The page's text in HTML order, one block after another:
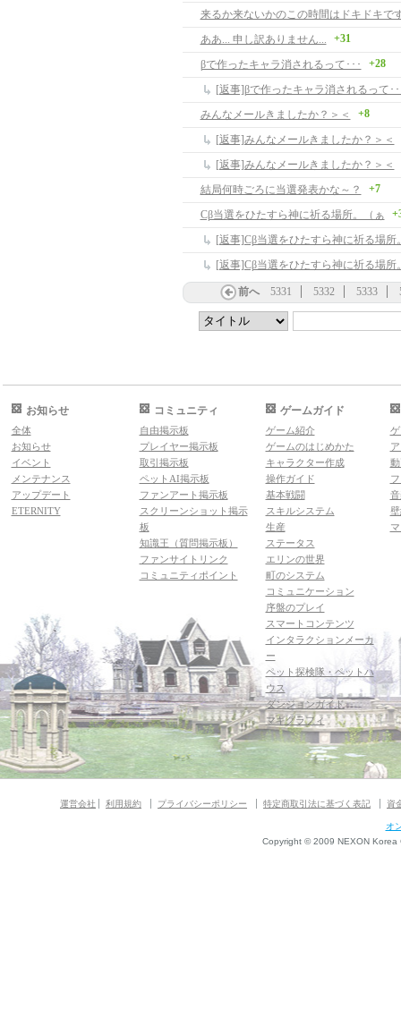
来るか来ないかのこの時間はドキドキで
ああ... 申し訳ありません...
+31
βで作ったキャラ消されるって･･･ +28
[返事]βで作ったキャラ消されるって･･
みんなメールきましたか？＞＜
+8
[返事]みんなメールきましたか？＞＜
[返事]みんなメールきましたか？＞＜
結局何時ごろに当選発表かな～？
+7
Cβ当選をひたすら神に祈る場所。（ぁ
[返事]Cβ当選をひたすら神に祈る場所
[返事]Cβ当選をひたすら神に祈る場所
前へ 5331 5332 5333
お知らせ
全体
お知らせ
イベント
メンテナンス
アップデート
ETERNITY
コミュニティ
自由掲示板
プレイヤー掲示板
取引掲示板
ペットAI掲示板
ファンアート掲示板
スクリーンショット掲示
板
知識王（質問掲示板）
ファンサイトリンク
コミュニティポイント
ゲームガイド
ゲーム紹介
ゲームのはじめかた
キャラクター作成
操作ガイド
基本戦闘
スキルシステム
生産
ステータス
エリンの世界
町のシステム
コミュニケーション
序盤のプレイ
スマートコンテンツ
インタラクションメーカ
ー
ペット探検隊・ペットハ
ウス
ダンジョンガイド
マギグラフィ
運営会社 利用規約 プライバシーポリシー 特定商取引法に基づく表記 資
オ
Copyright © 2009 NEXON Korea